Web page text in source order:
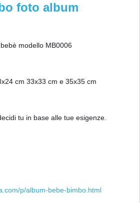
foto album
modello MB0006
cm 33x33 cm e 35x35 cm
tu in base alle tue esigenze.
p/album-bebe-bimbo.html